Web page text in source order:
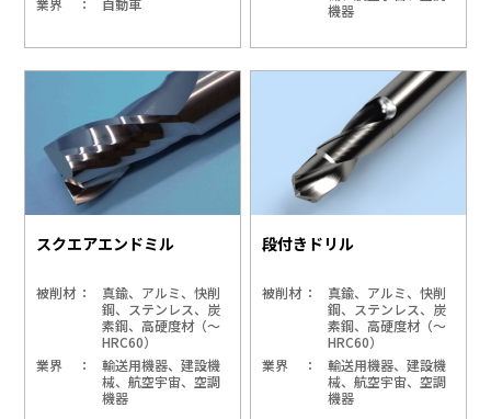
業界
自動車
機器
スクエアエンドミル
被削材
真鍮、アルミ、快削
鋼、ステンレス、炭
素鋼、高硬度材（～
HRC60）
業界
輸送用機器、建設機
械、航空宇宙、空調
機器
段付きドリル
被削材
真鍮、アルミ、快削
鋼、ステンレス、炭
素鋼、高硬度材（～
HRC60）
業界
輸送用機器、建設機
械、航空宇宙、空調
機器